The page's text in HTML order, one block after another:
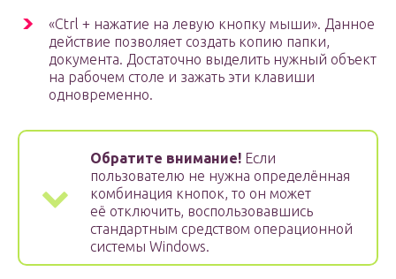
«Ctrl + нажатие на левую кнопку мыши». Данное
действие позволяет создать копию папки,
документа. Достаточно выделить нужный объект
на рабочем столе и зажать эти клавиши
одновременно.
Обратите внимание! Если
пользователю не нужна определённая
комбинация кнопок, то он может
её отключить, воспользовавшись
стандартным средством операционной
системы Windows.